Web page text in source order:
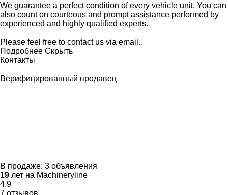
We guarantee a perfect condition of every vehicle unit. You can
also count on courteous and prompt assistance performed by
experienced and highly qualified experts.
Please feel free to contact us via email.
Подробнее Скрыть
Контакты
Верифицированный продавец
В продаже: 3 объявления
19 лет на Machineryline
4.9
7 отзывов